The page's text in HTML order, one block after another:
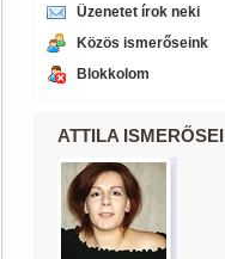
Üzenetet írok neki
Közös ismerőseink
Blokkolom
ATTILA ISMERŐSEI